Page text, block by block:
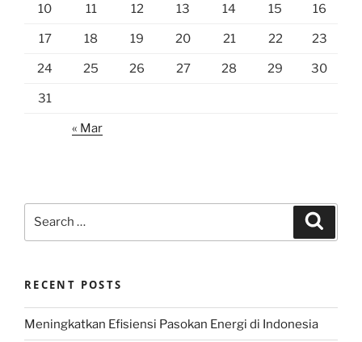
10 11 12 13 14 15 16
17 18 19 20 21 22 23
24 25 26 27 28 29 30
31
« Mar
RECENT POSTS
Meningkatkan Efisiensi Pasokan Energi di Indonesia